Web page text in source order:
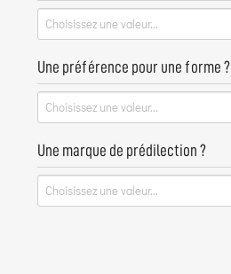
Une préférence pour une forme ?
Une marque de prédilection ?